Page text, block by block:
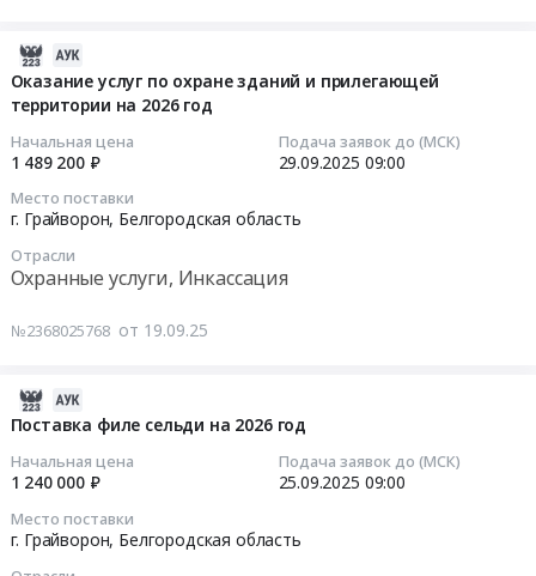
Оказание услуг по охране зданий и прилегающей
территории на 2026 год
Начальная цена
1 489 200 ₽
Подача заявок до (МСК)
29.09.2025 09:00
Место поставки
г. Грайворон, Белгородская область
Отрасли
Охранные услуги, Инкассация
№2368025768 от 19.09.25
Поставка филе сельди на 2026 год
Начальная цена
1 240 000 ₽
Подача заявок до (МСК)
25.09.2025 09:00
Место поставки
г. Грайворон, Белгородская область